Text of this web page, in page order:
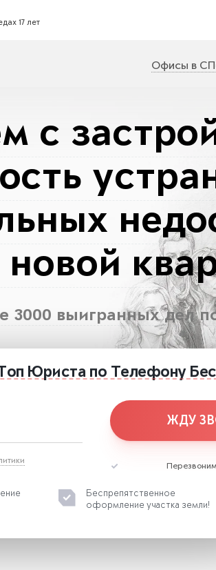
17 лет
Офисы в
с
3000 выигранных дел
Юриста по Телефону
ЖДУ
Беспрепятственное
оформление участка земли!